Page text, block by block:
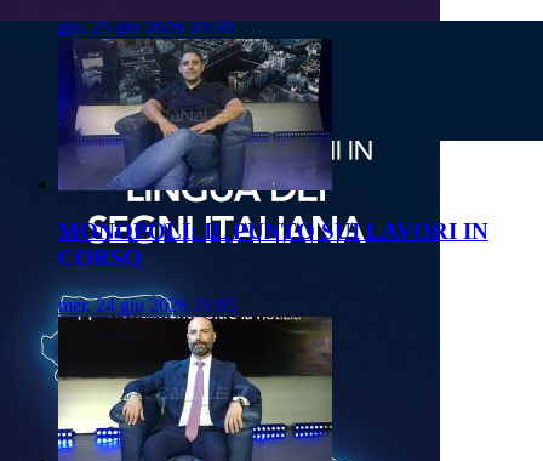
gio, 25 giu 2026 20:50
MONOPOLI: IL PUNTO SUI LAVORI IN
CORSO
mer, 24 giu 2026 21:05